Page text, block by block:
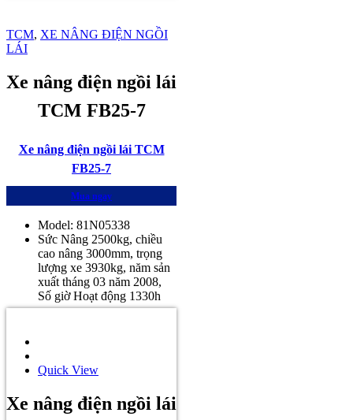
TCM, XE NÂNG ĐIỆN NGỒI
LÁI
Xe nâng điện ngồi lái
TCM FB25-7
Xe nâng điện ngồi lái TCM
FB25-7
Mua ngay
Model: 81N05338
Sức Nâng 2500kg, chiều
cao nâng 3000mm, trọng
lượng xe 3930kg, năm sản
xuất tháng 03 năm 2008,
Số giờ Hoạt động 1330h
Quick View
Xe nâng điện ngồi lái